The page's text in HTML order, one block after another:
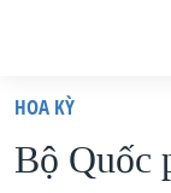
truy
cậpVIỆT NAM
HOA KỲ
Bộ Quốc